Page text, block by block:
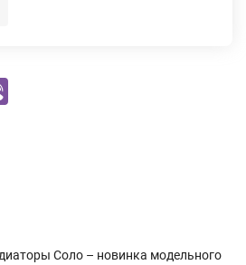
Соло – новинка модельного